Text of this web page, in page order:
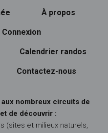
À propos
Calendrier randos
Contactez-nous
nombreux circuits de
de découvrir :
(sites et milieux naturels,